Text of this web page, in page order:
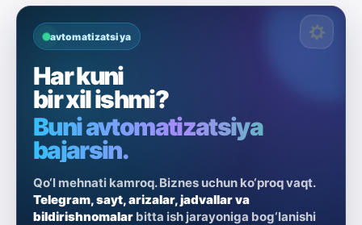
avtomatizatsiya
Har kuni
bir xil ishmi?
Buni avtomatizatsiya
bajarsin.
Qo‘l mehnati kamroq. Biznes uchun ko‘proq vaqt.
Telegram, sayt, arizalar, jadvallar va
bildirishnomalar bitta ish jarayoniga bog‘lanishi